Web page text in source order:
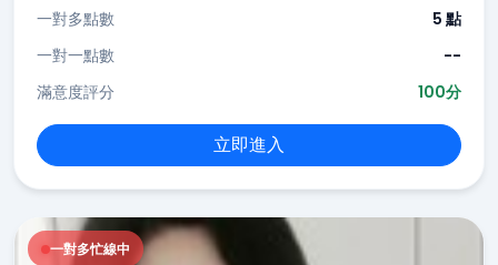
一對多點數
5 點
一對一點數
--
滿意度評分
100分
立即進入
一對多忙線中